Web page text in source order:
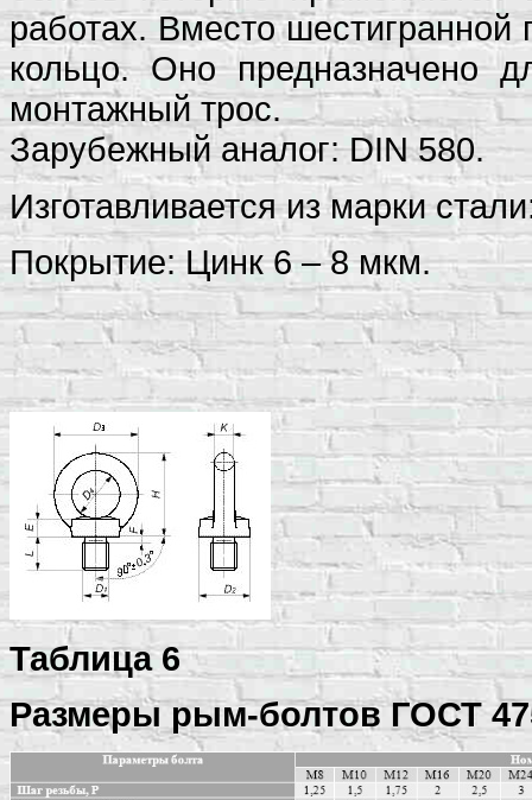
работах. Вместо
кольцо. Оно предназначено
монтажный трос.
Зарубежный аналог: DIN 580.
Изготавливается из марки
Покрытие: Цинк 6 – 8 мкм.
Таблица 6
Размеры рым-болтов ГОСТ